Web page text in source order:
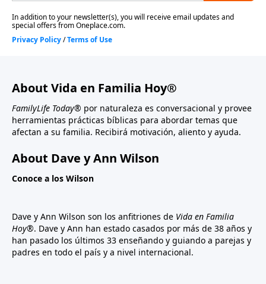
About Vida en Familia Hoy®
FamilyLife Today® por naturaleza es conversacional y provee
herramientas prácticas bíblicas para abordar temas que
afectan a su familia. Recibirá motivación, aliento y ayuda.
About Dave y Ann Wilson
Conoce a los Wilson
Dave y Ann Wilson son los anfitriones de Vida en Familia
Hoy®. Dave y Ann han estado casados por más de 38 años y
han pasado los últimos 33 enseñando y guiando a parejas y
padres en todo el país y a nivel internacional.